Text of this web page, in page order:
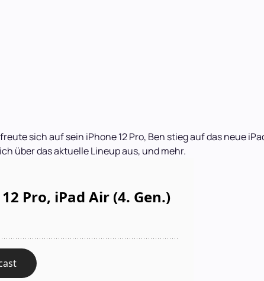
sich auf sein iPhone 12 Pro, Ben stieg auf das neue
über das aktuelle Lineup aus, und mehr.